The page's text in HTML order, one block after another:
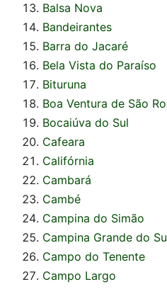
Balsa Nova
Bandeirantes
Barra do Jacaré
Bela Vista do Paraíso
Bituruna
Boa Ventura de São
Bocaiúva do Sul
Cafeara
Califórnia
Cambará
Cambé
Campina do Simão
Campina Grande do
Campo do Tenente
Campo Largo